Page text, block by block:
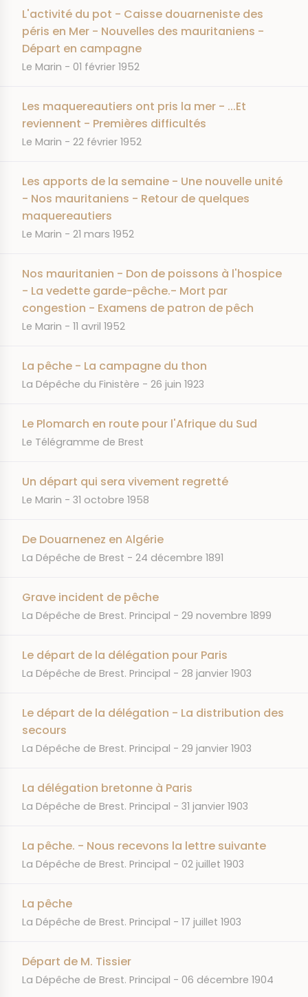
L'activité du pot - Caisse douarneniste des
péris en Mer - Nouvelles des mauritaniens -
Départ en campagne
JOURNAL
Le Marin DATE
01 février 1952
Les maquereautiers ont pris la mer - ...Et
reviennent - Premières difficultés
JOURNAL
Le Marin DATE
22 février 1952
Les apports de la semaine - Une nouvelle unité
- Nos mauritaniens - Retour de quelques
maquereautiers
JOURNAL
Le Marin DATE
21 mars 1952
Nos mauritanien - Don de poissons à l'hospice
- La vedette garde-pêche.- Mort par
congestion - Examens de patron de pêch
JOURNAL
Le Marin DATE
11 avril 1952
La pêche - La campagne du thon
JOURNAL
La Dépêche du Finistère DATE
26 juin 1923
Le Plomarch en route pour l'Afrique du Sud
JOURNAL
Le Télégramme de Brest
Un départ qui sera vivement regretté
JOURNAL
Le Marin DATE
31 octobre 1958
De Douarnenez en Algérie
JOURNAL
La Dépêche de Brest DATE
24 décembre 1891
Grave incident de pêche
JOURNAL
La Dépêche de Brest. Principal DATE
29 novembre 1899
Le départ de la délégation pour Paris
JOURNAL
La Dépêche de Brest. Principal DATE
28 janvier 1903
Le départ de la délégation - La distribution des
secours
JOURNAL
La Dépêche de Brest. Principal DATE
29 janvier 1903
La délégation bretonne à Paris
JOURNAL
La Dépêche de Brest. Principal DATE
31 janvier 1903
La pêche. - Nous recevons la lettre suivante
JOURNAL
La Dépêche de Brest. Principal DATE
02 juillet 1903
La pêche
JOURNAL
La Dépêche de Brest. Principal DATE
17 juillet 1903
Départ de M. Tissier
JOURNAL
La Dépêche de Brest. Principal DATE
06 décembre 1904